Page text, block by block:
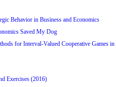
Behavior in Business and Economics
Saved My Dog
for Interval-Valued Cooperative Games in
Exercises (2016)